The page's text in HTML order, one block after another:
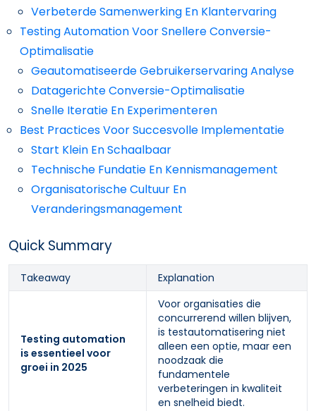
Verbeterde Samenwerking En Klantervaring
Testing Automation Voor Snellere Conversie-
Optimalisatie
Geautomatiseerde Gebruikerservaring Analyse
Datagerichte Conversie-Optimalisatie
Snelle Iteratie En Experimenteren
Best Practices Voor Succesvolle Implementatie
Start Klein En Schaalbaar
Technische Fundatie En Kennismanagement
Organisatorische Cultuur En
Veranderingsmanagement
Quick Summary
Takeaway Explanation
Testing automation
is essentieel voor
groei in 2025
Voor organisaties die
concurrerend willen blijven,
is testautomatisering niet
alleen een optie, maar een
noodzaak die
fundamentele
verbeteringen in kwaliteit
en snelheid biedt.